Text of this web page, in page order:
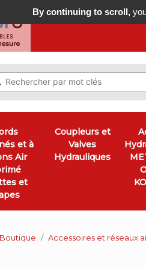
et à
Air
et
Coupleurs et
Valves
Hydrauliques
Boutique Accessoires et réseaux
By continuing to scroll,